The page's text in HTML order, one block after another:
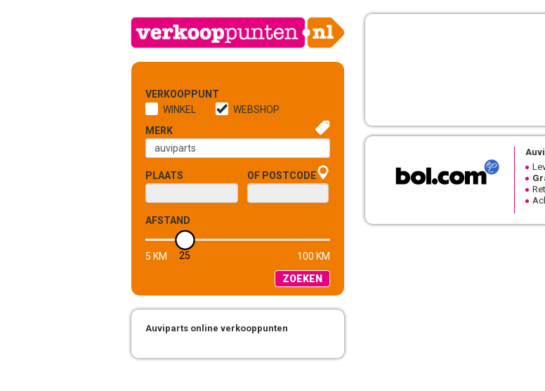
VERKOOPPUNT
WINKEL
WEBSHOP
MERK
PLAATS OF POSTCODE
AFSTAND
5 KM 25
100 KM
ZOEKEN
Auviparts online verkooppunten